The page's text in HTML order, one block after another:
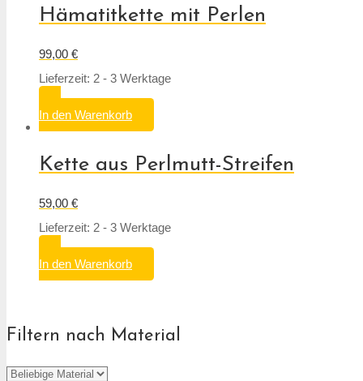
Hämatitkette mit Perlen
99,00 €
Lieferzeit: 2 - 3 Werktage
In den Warenkorb
Kette aus Perlmutt-Streifen
59,00 €
Lieferzeit: 2 - 3 Werktage
In den Warenkorb
Filtern nach Material